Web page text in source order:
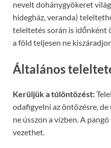
nevelt dohánygyökeret
hidegház, veranda)
teleltetés során is időnként
a föld teljesen ne
Általános
Kerüljük a túlöntözést:
odafigyelni az öntözésre,
ne ússzon a vízben. A
vezethet.